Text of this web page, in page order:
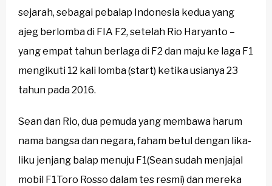
sejarah, sebagai pebalap Indonesia kedua yang
ajeg berlomba di FIA F2, setelah Rio Haryanto –
yang empat tahun berlaga di F2 dan maju ke laga F1
mengikuti 12 kali lomba (start) ketika usianya 23
tahun pada 2016.
Sean dan Rio, dua pemuda yang membawa harum
nama bangsa dan negara, faham betul dengan lika-
liku jenjang balap menuju F1(Sean sudah menjajal
mobil F1Toro Rosso dalam tes resmi) dan mereka